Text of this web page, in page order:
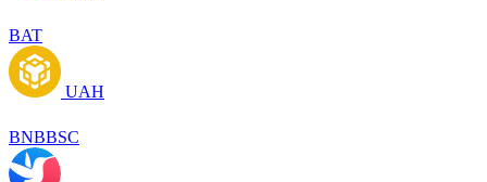
BAT
UAH
BNBBSC